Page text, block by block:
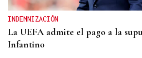
INDEMNIZACIÓN
La UEFA admite el pago a la
Infantino